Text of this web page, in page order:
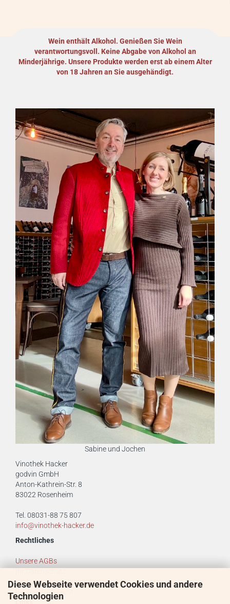
Diese Webseite verwendet Cookies und andere
Technologien
Wein enthält Alkohol. Genießen Sie Wein
verantwortungsvoll. Keine Abgabe von Alkohol an
Minderjährige. Unsere Produkte werden erst ab einem Alter
von 18 Jahren an Sie ausgehändigt.
Sabine und Jochen
Vinothek Hacker
godvin GmbH
Anton-Kathrein-Str. 8
83022 Rosenheim
Tel. 08031-88 75 807
info@vinothek-hacker.de
Rechtliches
Unsere AGBs
Versand- und Zahlungsbedingungen
Ihr Widerrufsrecht
Links